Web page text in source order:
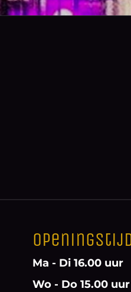
Ma - Di 16.00 uur
Wo - Do 15.00 uur